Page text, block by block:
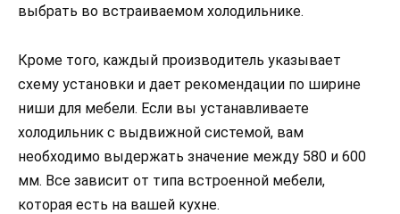
выбрать во встраиваемом холодильнике.
Кроме того, каждый производитель указывает
схему установки и дает рекомендации по ширине
ниши для мебели. Если вы устанавливаете
холодильник с выдвижной системой, вам
необходимо выдержать значение между 580 и 600
мм. Все зависит от типа встроенной мебели,
которая есть на вашей кухне.